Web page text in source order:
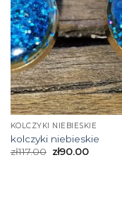
KOLCZYKI NIEBIESKIE
kolczyki niebieskie
zł117.00 zł90.00